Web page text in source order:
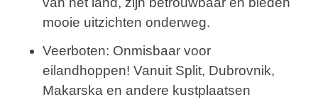
mooie uitzichten onderweg.
Veerboten: Onmisbaar voor
eilandhoppen! Vanuit Split, Dubrovnik,
Makarska en andere kustplaatsen